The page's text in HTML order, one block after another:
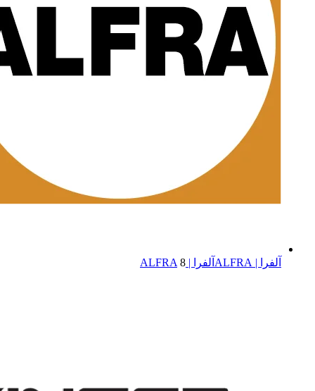
آلفرا | ALFRA آلفرا | ALFRA 8